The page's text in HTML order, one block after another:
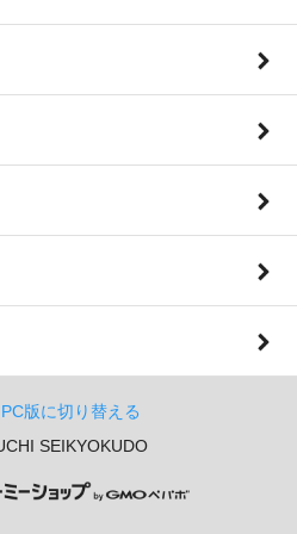
PC版に切り替える
SEIKYOKUDO